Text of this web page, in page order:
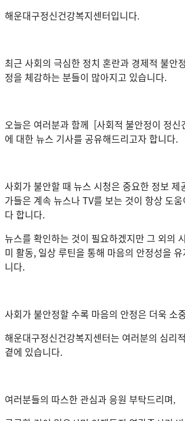
해운대구정신건강복지센터입니다.
최근 사회의 극심한 정치 혼란과 경제적 불안
정을 체감하는 분들이 많아지고 있습니다.
오늘은 여러분과 함께 [사회적 불안정이 정신
에 대한 뉴스 기사를 공유해드리고자 합니다.
사회가 불안할 때 뉴스 시청은 중요한 정보 제
가들은 계속 뉴스나 TV를 보는 것이 항상 도
다 합니다.
뉴스를 확인하는 것이 필요하겠지만 그 외의
미 활동, 일상 루틴을 통해 마음의 안정성을
니다.
사회가 불안정할 수록 마음의 안정은 더욱 소
해운대구정신건강복지센터는 여러분의 심리
곁에 있습니다.
여러분들의 따스한 관심과 응원 부탁드리며,